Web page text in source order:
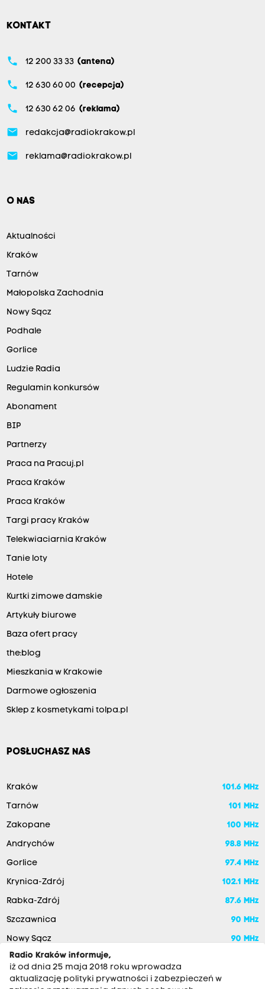
KONTAKT
phone 12 200 33 33 (antena)
phone 12 630 60 00 (recepcja)
phone 12 630 62 06 (reklama)
email redakcja@radiokrakow.pl
email reklama@radiokrakow.pl
O NAS
Aktualności
Kraków
Tarnów
Małopolska Zachodnia
Nowy Sącz
Podhale
Gorlice
Ludzie Radia
Regulamin konkursów
Abonament
BIP
Partnerzy
Praca na Pracuj.pl
Praca Kraków
Praca Kraków
Targi pracy Kraków
Telekwiaciarnia Kraków
Tanie loty
Hotele
Kurtki zimowe damskie
Artykuły biurowe
Baza ofert pracy
the:blog
Mieszkania w Krakowie
Darmowe ogłoszenia
Sklep z kosmetykami tolpa.pl
POSŁUCHASZ NAS
Kraków 101.6 MHz
Tarnów 101 MHz
Zakopane 100 MHz
Andrychów 98.8 MHz
Gorlice 97.4 MHz
Krynica-Zdrój 102.1 MHz
Rabka-Zdrój 87.6 MHz
Szczawnica 90 MHz
Nowy Sącz
90 MHz
Radio Kraków informuje,
iż od dnia 25 maja 2018 roku wprowadza
aktualizację polityki prywatności i zabezpieczeń w